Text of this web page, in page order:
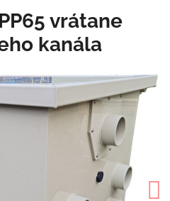
vrátane
kanála